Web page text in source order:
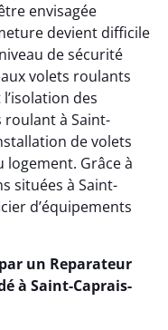
envisagée
devient difficile
de sécurité
volets roulants
des
roulant à Saint-
de volets
logement. Grâce à
situées à Saint-
d’équipements
un Reparateur
à Saint-Caprais-